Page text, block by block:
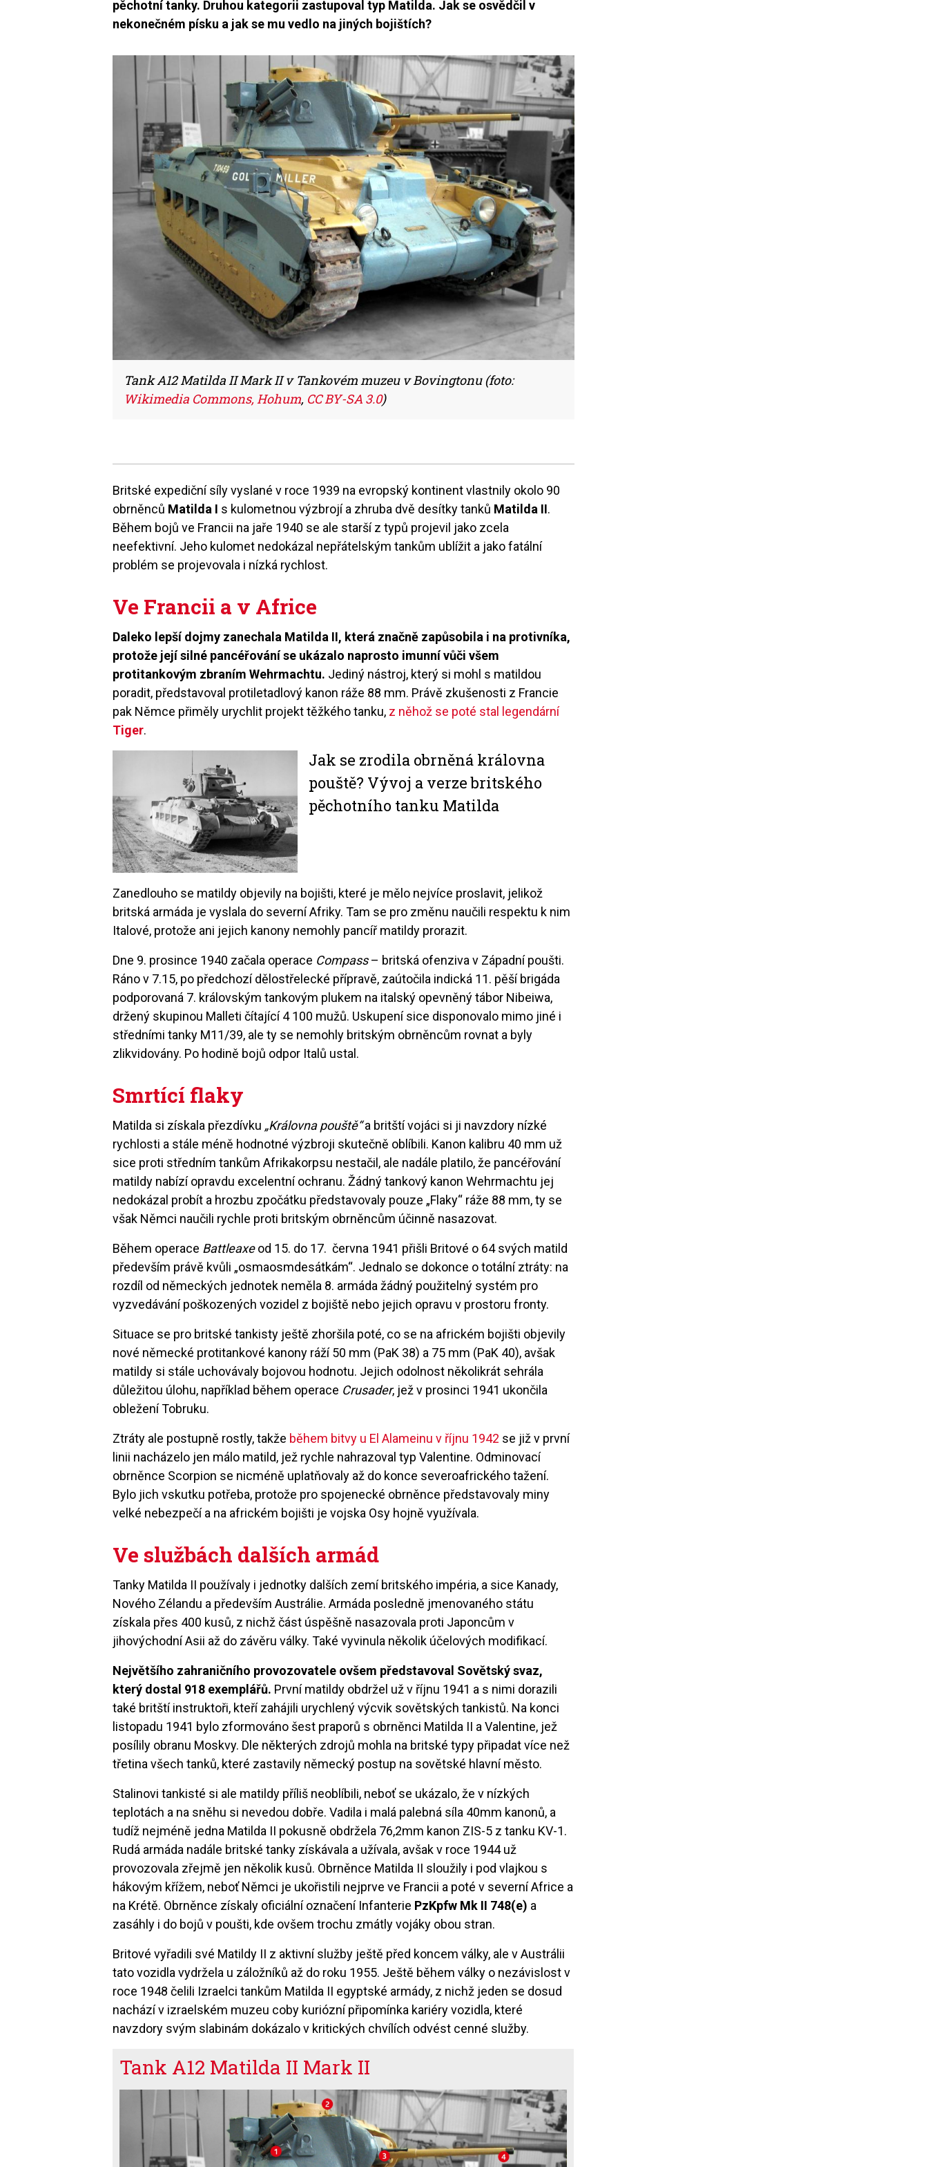
pěchotní tanky. Druhou kategorii zastupoval typ Matilda. Jak se osvědčil v
nekonečném písku a jak se mu vedlo na jiných bojištích?
Tank A12 Matilda II Mark II v Tankovém muzeu v Bovingtonu (foto:
Wikimedia Commons, Hohum, CC BY-SA 3.0)
Britské expediční síly vyslané v roce 1939 na evropský kontinent vlastnily okolo 90
obrněnců Matilda I s kulometnou výzbrojí a zhruba dvě desítky tanků Matilda II.
Během bojů ve Francii na jaře 1940 se ale starší z typů projevil jako zcela
neefektivní. Jeho kulomet nedokázal nepřátelským tankům ublížit a jako fatální
problém se projevovala i nízká rychlost.
Ve Francii a v Africe
Daleko lepší dojmy zanechala Matilda II, která značně zapůsobila i na protivníka,
protože její silné pancéřování se ukázalo naprosto imunní vůči všem
protitankovým zbraním Wehrmachtu. Jediný nástroj, který si mohl s matildou
poradit, představoval protiletadlový kanon ráže 88 mm. Právě zkušenosti z Francie
pak Němce přiměly urychlit projekt těžkého tanku, z něhož se poté stal legendární
Tiger.
Jak se zrodila obrněná královna
pouště? Vývoj a verze britského
pěchotního tanku Matilda
Zanedlouho se matildy objevily na bojišti, které je mělo nejvíce proslavit, jelikož
britská armáda je vyslala do severní Afriky. Tam se pro změnu naučili respektu k nim
Italové, protože ani jejich kanony nemohly pancíř matildy prorazit.
Dne 9. prosince 1940 začala operace Compass– britská ofenziva v Západní poušti.
Ráno v 7.15, po předchozí dělostřelecké přípravě, zaútočila indická 11. pěší brigáda
podporovaná 7. královským tankovým plukem na italský opevněný tábor Nibeiwa,
držený skupinou Malleti čítající 4 100 mužů. Uskupení sice disponovalo mimo jiné i
středními tanky M11/39, ale ty se nemohly britským obrněncům rovnat a byly
zlikvidovány. Po hodině bojů odpor Italů ustal.
Smrtící flaky
Matilda si získala přezdívku „Královna pouště“a britští vojáci si ji navzdory nízké
rychlosti a stále méně hodnotné výzbroji skutečně oblíbili. Kanon kalibru 40 mm už
sice proti středním tankům Afrikakorpsu nestačil, ale nadále platilo, že pancéřování
matildy nabízí opravdu excelentní ochranu. Žádný tankový kanon Wehrmachtu jej
nedokázal probít a hrozbu zpočátku představovaly pouze „Flaky“ ráže 88 mm, ty se
však Němci naučili rychle proti britským obrněncům účinně nasazovat.
Během operace Battleaxeod 15. do 17. června 1941 přišli Britové o 64 svých matild
především právě kvůli „osmaosmdesátkám“. Jednalo se dokonce o totální ztráty: na
rozdíl od německých jednotek neměla 8. armáda žádný použitelný systém pro
vyzvedávání poškozených vozidel z bojiště nebo jejich opravu v prostoru fronty.
Situace se pro britské tankisty ještě zhoršila poté, co se na africkém bojišti objevily
nové německé protitankové kanony ráží 50 mm (PaK 38) a 75 mm (PaK 40), avšak
matildy si stále uchovávaly bojovou hodnotu. Jejich odolnost několikrát sehrála
důležitou úlohu, například během operace Crusader, jež v prosinci 1941 ukončila
obležení Tobruku.
Ztráty ale postupně rostly, takže během bitvy u El Alameinu v říjnu 1942 se již v první
linii nacházelo jen málo matild, jež rychle nahrazoval typ Valentine. Odminovací
obrněnce Scorpion se nicméně uplatňovaly až do konce severoafrického tažení.
Bylo jich vskutku potřeba, protože pro spojenecké obrněnce představovaly miny
velké nebezpečí a na africkém bojišti je vojska Osy hojně využívala.
Ve službách dalších armád
Tanky Matilda II používaly i jednotky dalších zemí britského impéria, a sice Kanady,
Nového Zélandu a především Austrálie. Armáda posledně jmenovaného státu
získala přes 400 kusů, z nichž část úspěšně nasazovala proti Japoncům v
jihovýchodní Asii až do závěru války. Také vyvinula několik účelových modifikací.
Největšího zahraničního provozovatele ovšem představoval Sovětský svaz,
který dostal 918 exemplářů. První matildy obdržel už v říjnu 1941 a s nimi dorazili
také britští instruktoři, kteří zahájili urychlený výcvik sovětských tankistů. Na konci
listopadu 1941 bylo zformováno šest praporů s obrněnci Matilda II a Valentine, jež
posílily obranu Moskvy. Dle některých zdrojů mohla na britské typy připadat více než
třetina všech tanků, které zastavily německý postup na sovětské hlavní město.
Stalinovi tankisté si ale matildy příliš neoblíbili, neboť se ukázalo, že v nízkých
teplotách a na sněhu si nevedou dobře. Vadila i malá palebná síla 40mm kanonů, a
tudíž nejméně jedna Matilda II pokusně obdržela 76,2mm kanon ZIS-5 z tanku KV-1.
Rudá armáda nadále britské tanky získávala a užívala, avšak v roce 1944 už
provozovala zřejmě jen několik kusů. Obrněnce Matilda II sloužily i pod vlajkou s
hákovým křížem, neboť Němci je ukořistili nejprve ve Francii a poté v severní Africe a
na Krétě. Obrněnce získaly oficiální označení Infanterie PzKpfw Mk II 748(e) a
zasáhly i do bojů v poušti, kde ovšem trochu zmátly vojáky obou stran.
Britové vyřadili své Matildy II z aktivní služby ještě před koncem války, ale v Austrálii
tato vozidla vydržela u záložníků až do roku 1955. Ještě během války o nezávislost v
roce 1948 čelili Izraelci tankům Matilda II egyptské armády, z nichž jeden se dosud
nachází v izraelském muzeu coby kuriózní připomínka kariéry vozidla, které
navzdory svým slabinám dokázalo v kritických chvílích odvést cenné služby.
Tank A12 Matilda II Mark II